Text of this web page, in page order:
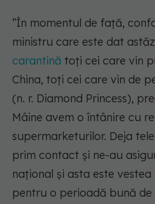
”În momentul de față,
ministru care este dat
carantină toți cei care vin
China, toți cei care vin de
(n. r. Diamond Princess),
Mâine avem o întânire cu
supermarketurilor. Deja
prim contact și ne-au
național și asta este
pentru o perioadă bună de